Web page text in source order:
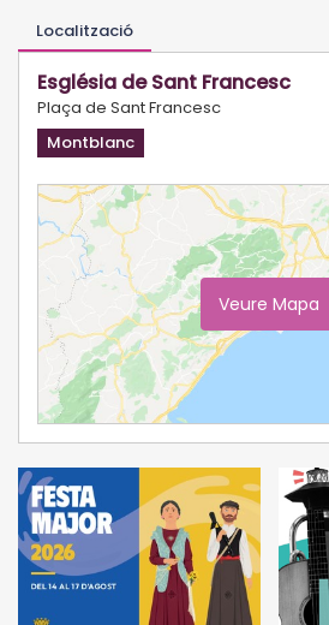
Localització
Església de Sant Francesc
Plaça de Sant Francesc
Montblanc
Veure Mapa